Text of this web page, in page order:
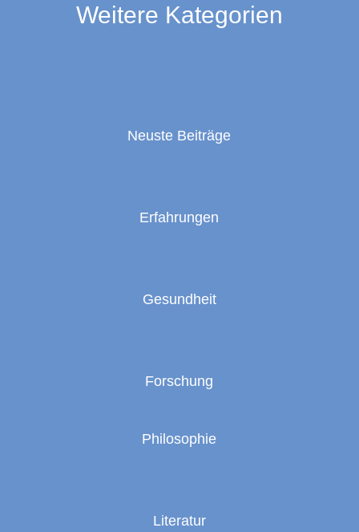
Weitere Kategorien
Neuste Beiträge
Erfahrungen
Gesundheit
Forschung
Philosophie
Literatur